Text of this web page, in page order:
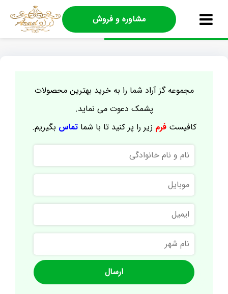
مشاوره و فروش
مجموعه گز آراد شما را به خرید بهترین محصولات
پشمک دعوت می نماید.
کافیستفرم زیر را پر کنید تا با شماتماس بگیریم.
نام
و
نام
خانوادگی
موبایل
ایمیل
نام
شهر